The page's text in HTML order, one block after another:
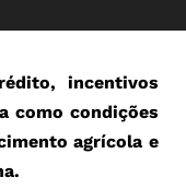
incentivos
como condições
agrícola e